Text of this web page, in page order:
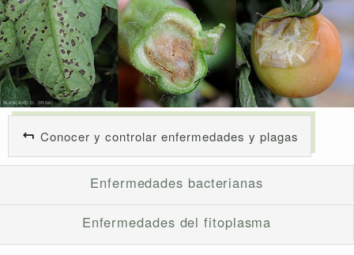
Conocer y controlar enfermedades y plagas
Enfermedades bacterianas
Enfermedades del fitoplasma